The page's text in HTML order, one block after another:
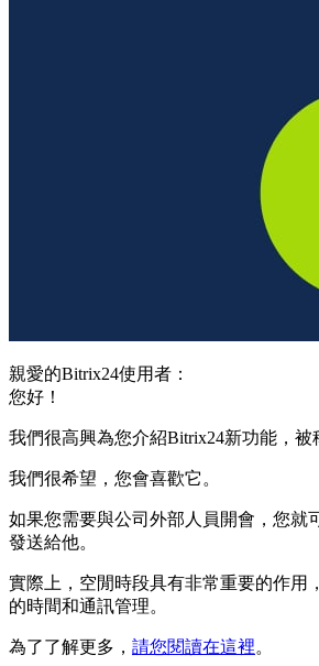
親愛的Bitrix24使用者：
您好！
我們很高興為您介紹Bitrix24新功能，被
我們很希望，您會喜歡它。
如果您需要與公司外部人員開會，您就
發送給他。
實際上，空閒時段具有非常重要的作用
的時間和通訊管理。
為了了解更多， 請您閱讀在這裡。